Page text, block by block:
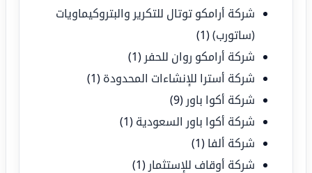
شركة أرامكو توتال للتكرير والبتروكيماويات
(ساتورب)(1)
شركة أرامكو روان للحفر (1)
شركة أسترا للإنشاءات المحدودة (1)
شركة أكوا باور (9)
شركة أكوا باور السعودية (1)
شركة ألفا (1)
شركة أوقاف للإستثمار (1)